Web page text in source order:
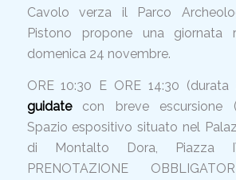
Cavolo verza il Parco
Pistono propone una giornata
domenica 24 novembre.
ORE 10:30 E ORE 14:30
guidatecon breve escursione
Spazio espositivo situato nel
di Montalto Dora, Piazza
PRENOTAZIONE